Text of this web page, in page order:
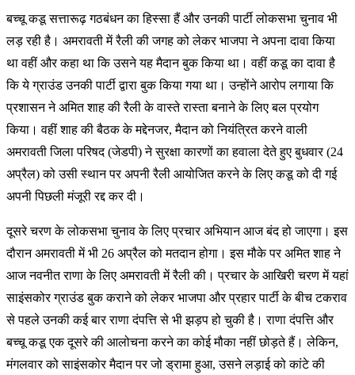
बच्चू कडू सत्तारूढ़ गठबंधन का हिस्सा हैं और उनकी पार्टी लोकसभा चुनाव भी
लड़ रही है। अमरावती में रैली की जगह को लेकर भाजपा ने अपना दावा किया
था वहीं और कहा था कि उसने यह मैदान बुक किया था। वहीं कडू का दावा है
कि ये ग्राउंड उनकी पार्टी द्वारा बुक किया गया था। उन्होंने आरोप लगाया कि
प्रशासन ने अमित शाह की रैली के वास्ते रास्ता बनाने के लिए बल प्रयोग
किया। वहीं शाह की बैठक के मद्देनजर, मैदान को नियंत्रित करने वाली
अमरावती जिला परिषद (जेडपी) ने सुरक्षा कारणों का हवाला देते हुए बुधवार (24
अप्रैल) को उसी स्थान पर अपनी रैली आयोजित करने के लिए कडू को दी गई
अपनी पिछली मंजूरी रद्द कर दी।
दूसरे चरण के लोकसभा चुनाव के लिए प्रचार अभियान आज बंद हो जाएगा। इस
दौरान अमरावती में भी 26 अप्रैल को मतदान होगा। इस मौके पर अमित शाह ने
आज नवनीत राणा के लिए अमरावती में रैली की। प्रचार के आखिरी चरण में यहां
साइंसकोर ग्राउंड बुक कराने को लेकर भाजपा और प्रहार पार्टी के बीच टकराव
से पहले उनकी कई बार राणा दंपत्ति से भी झड़प हो चुकी है। राणा दंपत्ति और
बच्चू कडू एक दूसरे की आलोचना करने का कोई मौका नहीं छोड़ते हैं। लेकिन,
मंगलवार को साइंसकोर मैदान पर जो ड्रामा हुआ, उसने लड़ाई को कांटे की